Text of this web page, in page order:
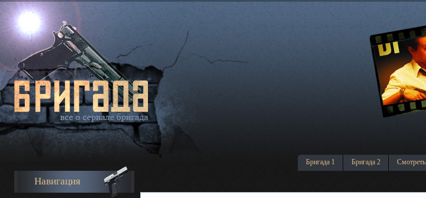
Бригада 1 Бригада 2 Смотреть
Навигация